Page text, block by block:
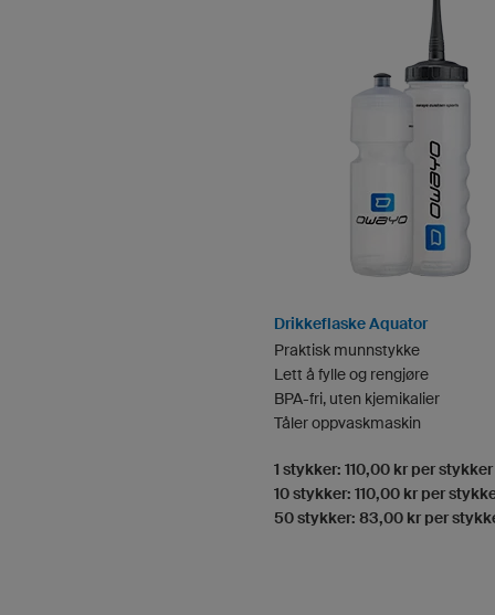
Drikkeflaske Aquator
Praktisk munnstykke
Lett å fylle og rengjøre
BPA-fri, uten kjemikalier
Tåler oppvaskmaskin
1 stykker: 110,00 kr per stykker
10 stykker: 110,00 kr per
50 stykker: 83,00 kr per